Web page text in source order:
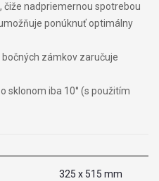
čiže nadpriemernou spotrebou
ponúknuť optimálny
zámkov zaručuje
sklonom iba 10° (s použitím
325 x 515 mm